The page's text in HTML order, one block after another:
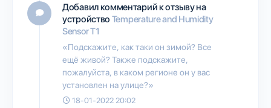
Добавил комментарий к отзыву на
устройство Temperature and Humidity
Sensor T1
«Подскажите, как таки он зимой? Все
ещё живой? Также подскажите,
пожалуйста, в каком регионе он у вас
установлен на улице?»
18-01-2022 20:02